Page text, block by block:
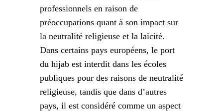
professionnels en raison de
préoccupations quant à son impact sur
la neutralité religieuse et la laïcité.
Dans certains pays européens, le port
du hijab est interdit dans les écoles
publiques pour des raisons de neutralité
religieuse, tandis que dans d’autres
pays, il est considéré comme un aspect